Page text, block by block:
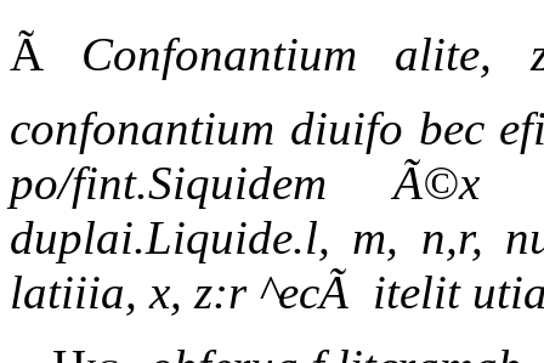
Ã Confonantium alite,
confonantium diuifo bec
po/fint.Siquidem
duplai.Liquide.l, m, n,r,
latiiia, x, z:r ^ecÃ itelit